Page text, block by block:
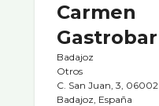
Carmen
Gastrobar
Badajoz
Otros
C. San Juan, 3, 06002
Badajoz, España